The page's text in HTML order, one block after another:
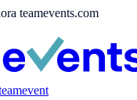
teamevents.com